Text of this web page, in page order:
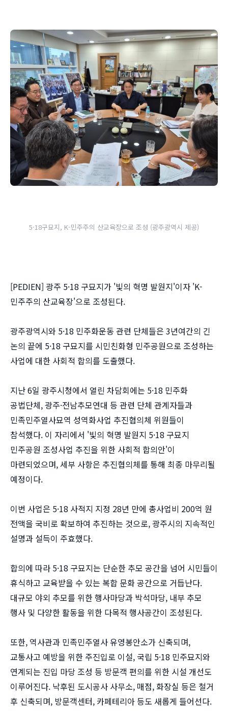
5·18구묘지, K-민주주의 산교육장으로 조성 (광주광역시 제공)
[PEDIEN] 광주 5·18 구묘지가 '빛의 혁명 발원지'이자 'K-
민주주의 산교육장'으로 조성된다.
광주광역시와 5·18 민주화운동 관련 단체들은 3년여간의 긴
논의 끝에 5·18 구묘지를 시민친화형 민주공원으로 조성하는
사업에 대한 사회적 합의를 도출했다.
지난 6일 광주시청에서 열린 차담회에는 5·18 민주화
공법단체, 광주·전남추모연대 등 관련 단체 관계자들과
민족민주열사묘역 성역화사업 추진협의체 위원들이
참석했다. 이 자리에서 '빛의 혁명 발원지 5·18 구묘지
민주공원 조성사업 추진을 위한 사회적 합의안'이
마련되었으며, 세부 사항은 추진협의체를 통해 최종 마무리될
예정이다.
이번 사업은 5·18 사적지 지정 28년 만에 총사업비 200억 원
전액을 국비로 확보하여 추진하는 것으로, 광주시의 지속적인
설명과 설득이 주효했다.
합의에 따라 5·18 구묘지는 단순한 추모 공간을 넘어 시민들이
휴식하고 교육받을 수 있는 복합 문화 공간으로 거듭난다.
대규모 야외 추모를 위한 행사마당과 박석마당, 내부 추모
행사 및 다양한 활동을 위한 다목적 행사공간이 조성된다.
또한, 역사관과 민족민주열사 유영봉안소가 신축되며,
교통사고 예방을 위한 주진입로 이설, 국립 5·18 민주묘지와
연계되는 진입 마당 조성 등 방문객 편의를 위한 시설 개선도
이루어진다. 낙후된 도시공사 사무소, 매점, 화장실 등은 철거
후 신축되며, 방문객센터, 카페테리아 등도 새롭게 들어선다.